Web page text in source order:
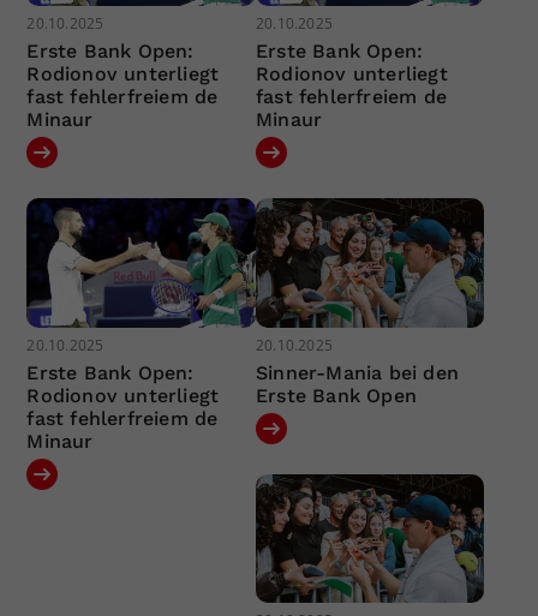
20.10.2025
Erste Bank Open:
Rodionov unterliegt
fast fehlerfreiem de
Minaur
20.10.2025
Erste Bank Open:
Rodionov unterliegt
fast fehlerfreiem de
Minaur
20.10.2025
Erste Bank Open:
Rodionov unterliegt
fast fehlerfreiem de
Minaur
20.10.2025
Sinner-Mania bei den
Erste Bank Open